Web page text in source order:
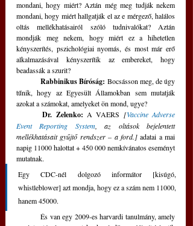
mondani, hogy miért? Aztán még meg tudják nekem
mondani, hogy miért hallgatják el az e mérgező, halálos
oltás mellékhatásairól szóló tudnivalókat? Aztán
mondják meg nekem, hogy miért ez a hihetetlen
kényszerítés, pszichológiai nyomás, és most már erő
alkalmazásával kényszerítik az embereket, hogy
beadassák a szurit?
Rabbinikus Bíróság: Bocsásson meg, de úgy
tűnik, hogy az Egyesült Államokban sem mutatják
azokat a számokat, amelyeket ön mond, ugye?
Dr. Zelenko: A VAERS [Vaccine Adverse
Event Reporting System, az oltások bejelentett
mellékhatásait gyűjtő rendszer – a ford.] adatai a mai
napig 11000 halottat + 450 000 nemkívánatos eseményt
mutatnak.
Egy CDC-nél dolgozó informátor [kisúgó,
whistleblower] azt mondja, hogy ez a szám nem 11000,
hanem 45000.
	És van egy 2009-es harvardi tanulmány, amely